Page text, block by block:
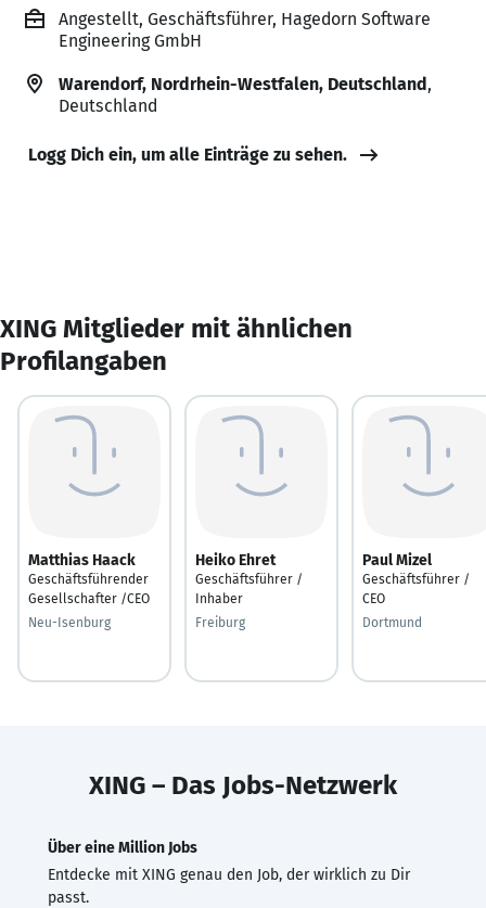
Angestellt, Geschäftsführer, Hagedorn Software
Engineering GmbH
Warendorf, Nordrhein-Westfalen, Deutschland,
Deutschland
Logg Dich ein, um alle Einträge zu sehen.
XING Mitglieder mit ähnlichen
Profilangaben
Matthias Haack
Geschäftsführender
Gesellschafter /CEO
Neu-Isenburg
Heiko Ehret
Geschäftsführer /
Inhaber
Freiburg
Paul Mizel
Geschäftsführer /
CEO
Dortmund
XING – Das Jobs-Netzwerk
Über eine Million Jobs
Entdecke mit XING genau den Job, der wirklich zu Dir
passt.